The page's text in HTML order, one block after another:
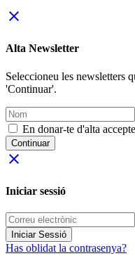
close
Alta Newsletter
Seleccioneu les newsletters
'Continuar'.
En donar-te d'alta
Continuar
close
Iniciar sessió
Iniciar Sessió
Has oblidat la contrasenya?